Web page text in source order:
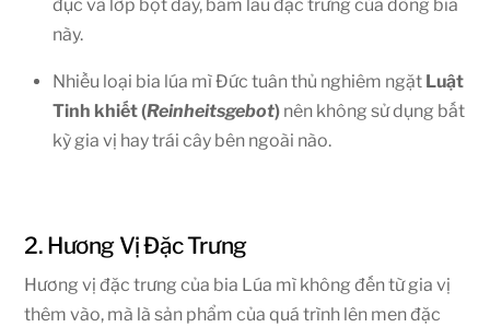
đục và lớp bọt dày, bám lâu đặc trưng của dòng bia
này.
Nhiều loại bia lúa mì Đức tuân thủ nghiêm ngặt Luật
Tinh khiết (Reinheitsgebot) nên không sử dụng bất
kỳ gia vị hay trái cây bên ngoài nào.
2. Hương Vị Đặc Trưng
Hương vị đặc trưng của bia Lúa mì không đến từ gia vị
thêm vào, mà là sản phẩm của quá trình lên men đặc